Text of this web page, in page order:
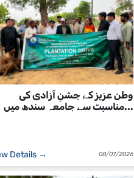
وطن عزیز کے جشنِ آزادی کی
مناسبت سے جامعہ سندھ میں...
Details → 08/07/2026